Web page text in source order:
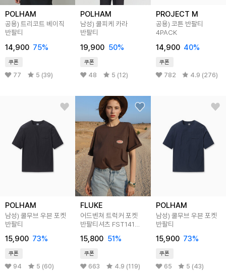
POLHAM
공용) 트리코트 베이직
반팔티
14,900 75%
쿠폰
77 5 (39)
POLHAM
남성) 쿨피케 카라
반팔티
19,900 50%
쿠폰
48 5 (12)
PROJECT M
공용) 코튼 반팔티
4PACK
14,900 40%
쿠폰
782 4.9 (276)
POLHAM
남성) 쿨무브 우븐 포켓
반팔티
15,900 73%
쿠폰
94 5 (60)
FLUKE
어드벤쳐 트럭커 포켓
반팔티셔츠 FST141
15,800 51%
쿠폰
663 4.9 (119)
POLHAM
남성) 쿨무브 우븐 포켓
반팔티
15,900 73%
쿠폰
65 5 (43)